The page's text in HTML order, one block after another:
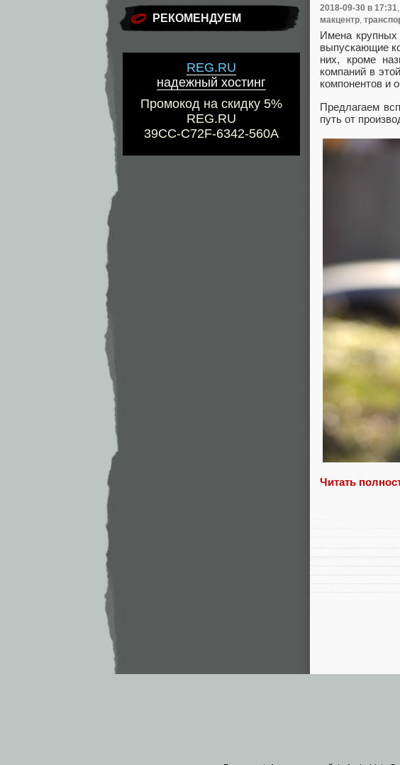
РЕКОМЕНДУЕМ
REG.RU
надежный хостинг
Промокод на скидку 5%
REG.RU
39CC-C72F-6342-560A
2018-09-30 в 17:31
макцентр,
Имена
выпускающие
них, кроме
компаний в
компонентов и
Предлагаем
путь от
Читать